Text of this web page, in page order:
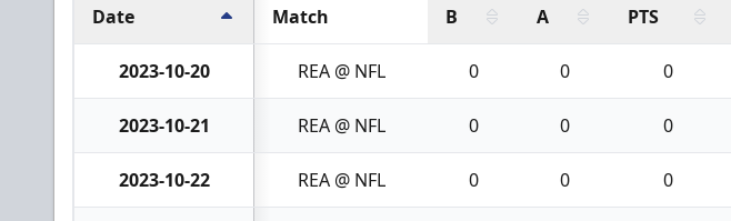
Date Match B A PTS
2023-10-20 REA @ NFL 0 0 0
2023-10-21 REA @ NFL 0 0 0
2023-10-22 REA @ NFL 0 0 0